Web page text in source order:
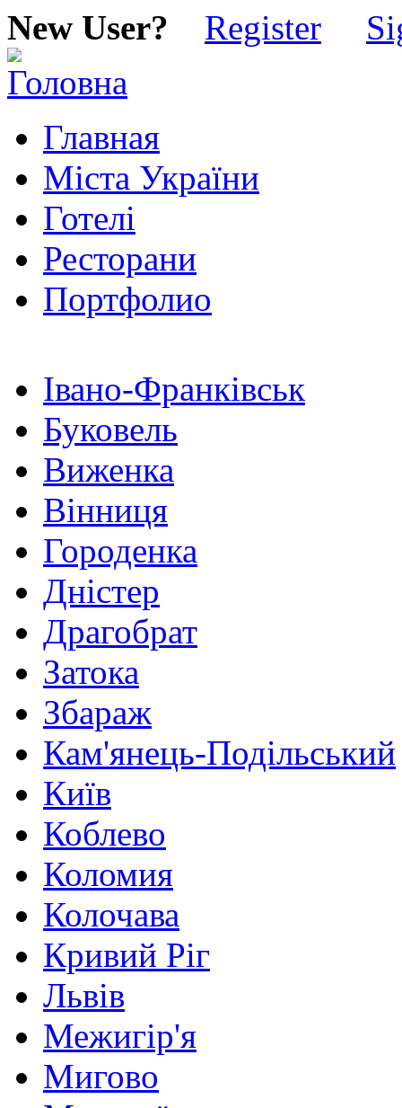
New User? Register
Главная
Міста України
Готелі
Ресторани
Портфолио
Івано-Франківськ
Буковель
Виженка
Вінниця
Городенка
Дністер
Драгобрат
Затока
Збараж
Кам'янець-Подільський
Київ
Коблево
Коломия
Колочава
Кривий Ріг
Львів
Межигір'я
Мигово